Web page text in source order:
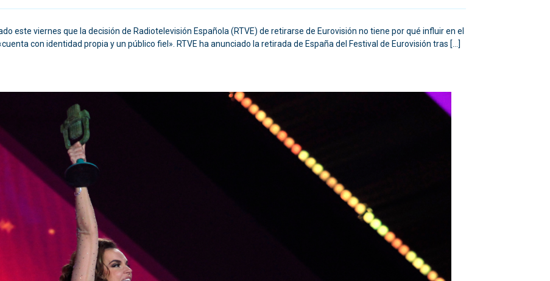
este viernes que la decisión de Radiotelevisión Española (RTVE) de retirarse de Eurovisión no tiene por qué influir en el
con identidad propia y un público fiel». RTVE ha anunciado la retirada de España del Festival de Eurovisión tras […]